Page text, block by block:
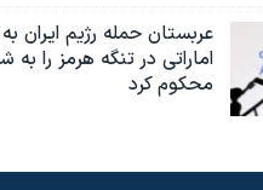
عربستان حمله رژیم ایران
اماراتی در تنگه هرمز را
محکوم کرد